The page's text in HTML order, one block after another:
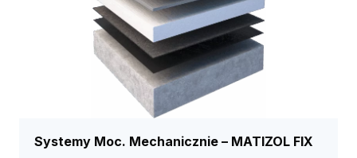
Systemy Moc. Mechanicznie – MATIZOL FIX